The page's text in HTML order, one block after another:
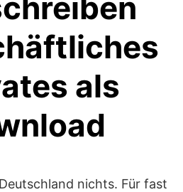
als
nichts. Für fast